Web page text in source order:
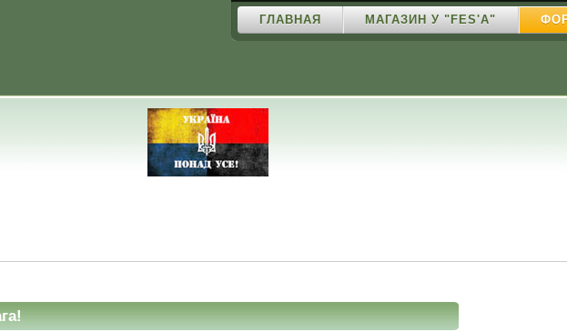
ГЛАВНАЯ МАГАЗИН У "FES'A"